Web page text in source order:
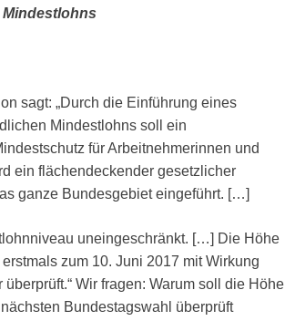
sagt: „Durch die Einführung eines
Mindestlohns soll ein
für Arbeitnehmerinnen und
ein flächendeckender gesetzlicher
ganze Bundesgebiet eingeführt. […]
uneingeschränkt. […] Die Höhe
zum 10. Juni 2017 mit Wirkung
Wir fragen: Warum soll die Höhe
Bundestagswahl überprüft